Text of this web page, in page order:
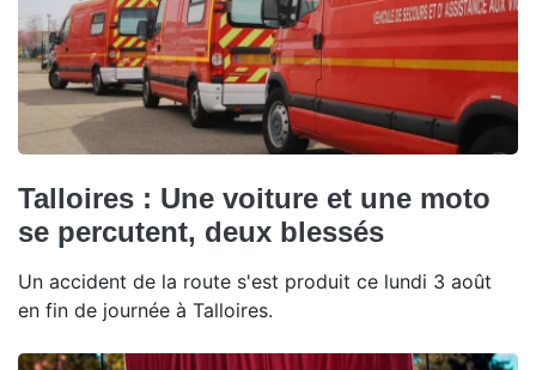
Talloires : Une voiture et une moto
se percutent, deux blessés
Un accident de la route s'est produit ce lundi 3 août
en fin de journée à Talloires.